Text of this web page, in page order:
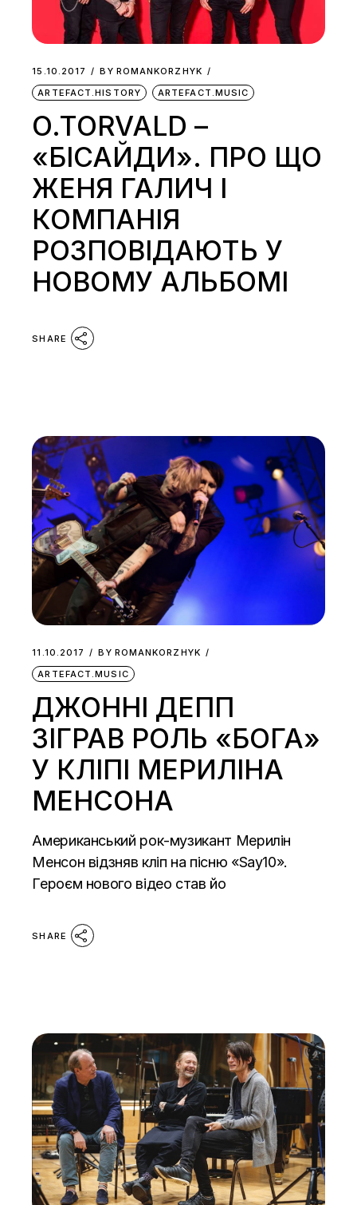
15.10.2017 BY ROMANKORZHYK
ARTEFACT.HISTORY
ARTEFACT.MUSIC
O.TORVALD –
«БІСАЙДИ». ПРО ЩО
ЖЕНЯ ГАЛИЧ І
КОМПАНІЯ
РОЗПОВІДАЮТЬ У
НОВОМУ АЛЬБОМІ
SHARE
11.10.2017 BY ROMANKORZHYK
ARTEFACT.MUSIC
ДЖОННІ ДЕПП
ЗІГРАВ РОЛЬ «БОГА»
У КЛІПІ МЕРИЛІНА
МЕНСОНА
Американський рок-музикант Мерилін
Менсон відзняв кліп на пісню «Say10».
Героєм нового відео став йо
SHARE